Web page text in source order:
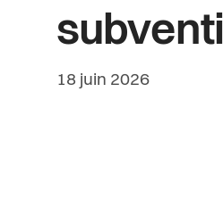
Date de rédaction:
18 juin 2026